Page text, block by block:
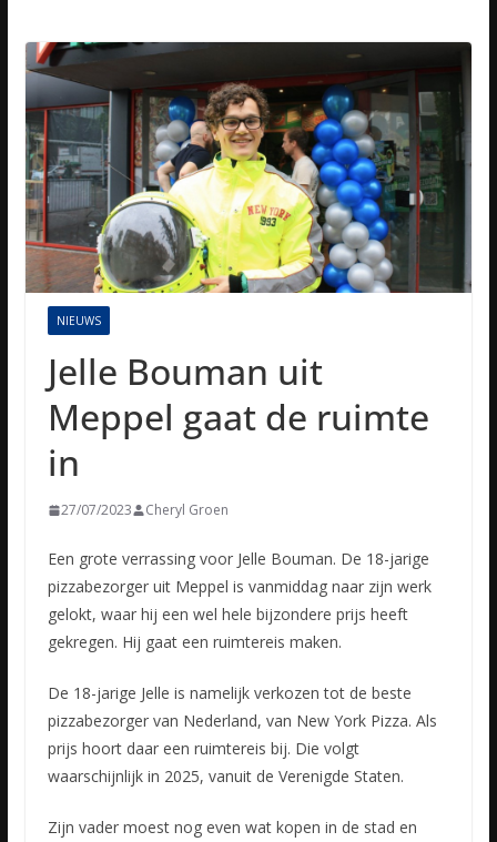
NIEUWS
Jelle Bouman uit
Meppel gaat de ruimte
in
27/07/2023 Cheryl Groen
Een grote verrassing voor Jelle Bouman. De 18-jarige
pizzabezorger uit Meppel is vanmiddag naar zijn werk
gelokt, waar hij een wel hele bijzondere prijs heeft
gekregen. Hij gaat een ruimtereis maken.
De 18-jarige Jelle is namelijk verkozen tot de beste
pizzabezorger van Nederland, van New York Pizza. Als
prijs hoort daar een ruimtereis bij. Die volgt
waarschijnlijk in 2025, vanuit de Verenigde Staten.
Zijn vader moest nog even wat kopen in de stad en